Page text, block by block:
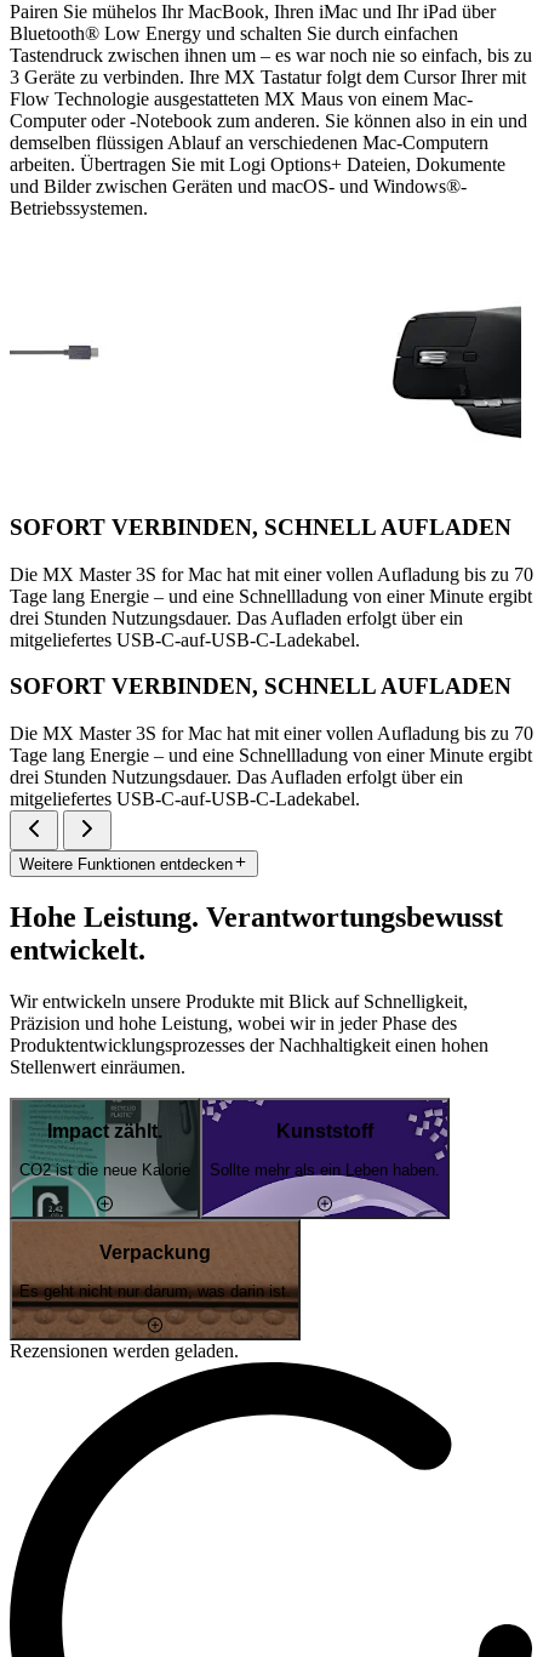
Pairen Sie mühelos Ihr MacBook, Ihren iMac und Ihr iPad über
Bluetooth® Low Energy und schalten Sie durch einfachen
Tastendruck zwischen ihnen um – es war noch nie so einfach, bis zu
3 Geräte zu verbinden. Ihre MX Tastatur folgt dem Cursor Ihrer mit
Flow Technologie ausgestatteten MX Maus von einem Mac-
Computer oder -Notebook zum anderen. Sie können also in ein und
demselben flüssigen Ablauf an verschiedenen Mac-Computern
arbeiten. Übertragen Sie mit Logi Options+ Dateien, Dokumente
und Bilder zwischen Geräten und macOS- und Windows®-
Betriebssystemen.
SOFORT VERBINDEN, SCHNELL AUFLADEN
Die MX Master 3S for Mac hat mit einer vollen Aufladung bis zu 70
Tage lang Energie – und eine Schnellladung von einer Minute ergibt
drei Stunden Nutzungsdauer. Das Aufladen erfolgt über ein
mitgeliefertes USB-C-auf-USB-C-Ladekabel.
SOFORT VERBINDEN, SCHNELL AUFLADEN
Die MX Master 3S for Mac hat mit einer vollen Aufladung bis zu 70
Tage lang Energie – und eine Schnellladung von einer Minute ergibt
drei Stunden Nutzungsdauer. Das Aufladen erfolgt über ein
mitgeliefertes USB-C-auf-USB-C-Ladekabel.
Weitere Funktionen entdecken
Hohe Leistung. Verantwortungsbewusst
entwickelt.
Wir entwickeln unsere Produkte mit Blick auf Schnelligkeit,
Präzision und hohe Leistung, wobei wir in jeder Phase des
Produktentwicklungsprozesses der Nachhaltigkeit einen hohen
Stellenwert einräumen.
Impact zählt.
CO2 ist die neue Kalorie
Kunststoff
Sollte mehr als ein Leben haben.
Verpackung
Es geht nicht nur darum, was darin ist.
Rezensionen werden geladen.